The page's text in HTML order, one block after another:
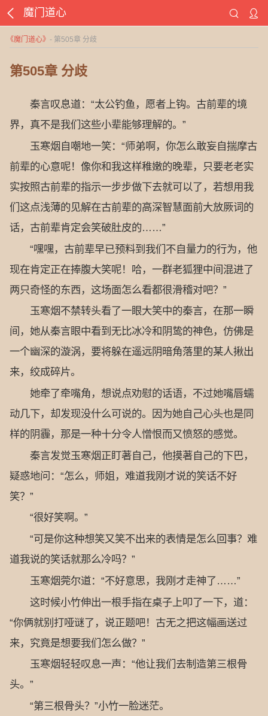
魔门道心
《魔门道心》 - 第505章 分歧
第505章 分歧
秦言叹息道：“太公钓鱼，愿者上钩。古前辈的境
界，真不是我们这些小辈能够理解的。”
玉寒烟自嘲地一笑：“师弟啊，你怎么敢妄自揣摩古
前辈的心意呢！像你和我这样稚嫩的晚辈，只要老老实
实按照古前辈的指示一步步做下去就可以了，若想用我
们这点浅薄的见解在古前辈的高深智慧面前大放厥词的
话，古前辈肯定会笑破肚皮的……”
“嘿嘿，古前辈早已预料到我们不自量力的行为，他
现在肯定正在捧腹大笑呢！哈，一群老狐狸中间混进了
两只奇怪的东西，这场面怎么看都很滑稽对吧？”
玉寒烟不禁转头看了一眼大笑中的秦言，在那一瞬
间，她从秦言眼中看到无比冰冷和阴鸷的神色，仿佛是
一个幽深的漩涡，要将躲在遥远阴暗角落里的某人揪出
来，绞成碎片。
她牵了牵嘴角，想说点劝慰的话语，不过她嘴唇蠕
动几下，却发现没什么可说的。因为她自己心头也是同
样的阴霾，那是一种十分令人憎恨而又愤怒的感觉。
秦言发觉玉寒烟正盯著自己，他摸著自己的下巴，
疑惑地问：“怎么，师姐，难道我刚才说的笑话不好
笑？”
“很好笑啊。”
“可是你这种想笑又笑不出来的表情是怎么回事？难
道我说的笑话就那么冷吗？”
玉寒烟莞尔道：“不好意思，我刚才走神了……”
这时候小竹伸出一根手指在桌子上叩了一下，道：
“你俩就别打哑谜了，说正题吧！古无之把这幅画送过
来，究竟是想要我们怎么做？”
玉寒烟轻轻叹息一声：“他让我们去制造第三根骨
头。”
“第三根骨头？”小竹一脸迷茫。